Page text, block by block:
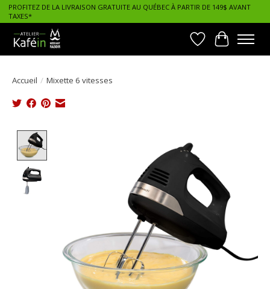
PROFITEZ DE LA LIVRAISON GRATUITE AU QUÉBEC À PARTIR DE 149$ AVANT
TAXES*
Liste dePanier
Accueil / Mixette 6 vitesses